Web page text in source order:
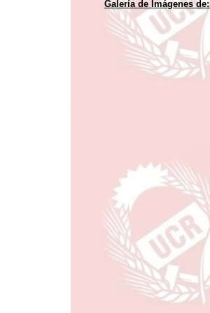
Galería de Imágenes de: